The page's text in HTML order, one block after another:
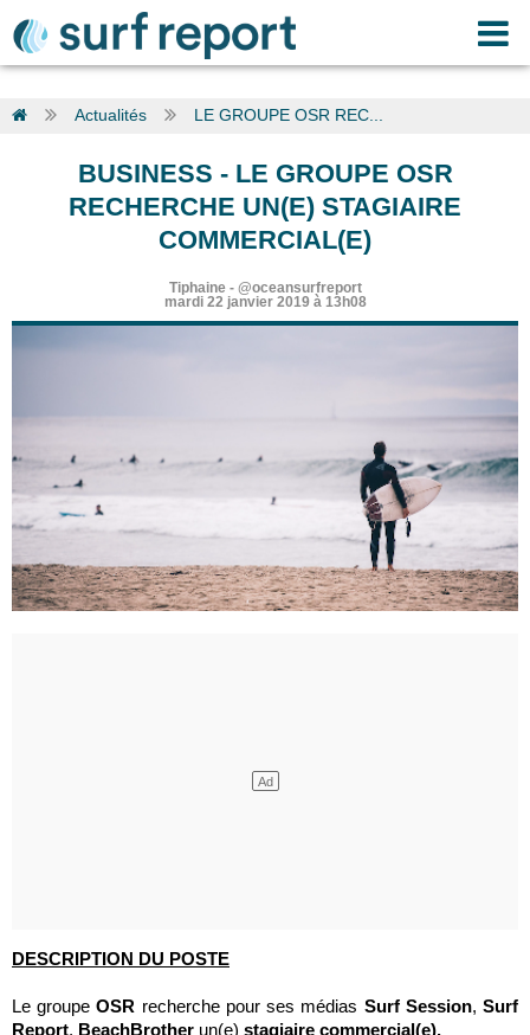
Actualités LE GROUPE OSR REC...
BUSINESS - LE GROUPE OSR
RECHERCHE UN(E) STAGIAIRE
COMMERCIAL(E)
Tiphaine- @oceansurfreport
mardi 22 janvier 2019 à 13h08
DESCRIPTION DU POSTE
Le groupeOSR recherche pour ses médias Surf Session,Surf
Report, BeachBrother un(e) stagiaire commercial(e).